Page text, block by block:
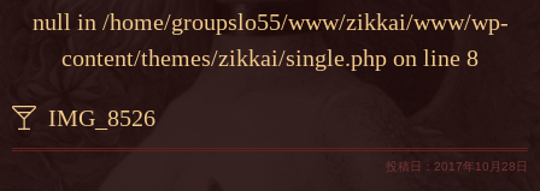
null in /home/groupslo55/www/zikkai/www/wp-
content/themes/zikkai/single.php on line 8
IMG_8526
投稿日：2017年10月28日